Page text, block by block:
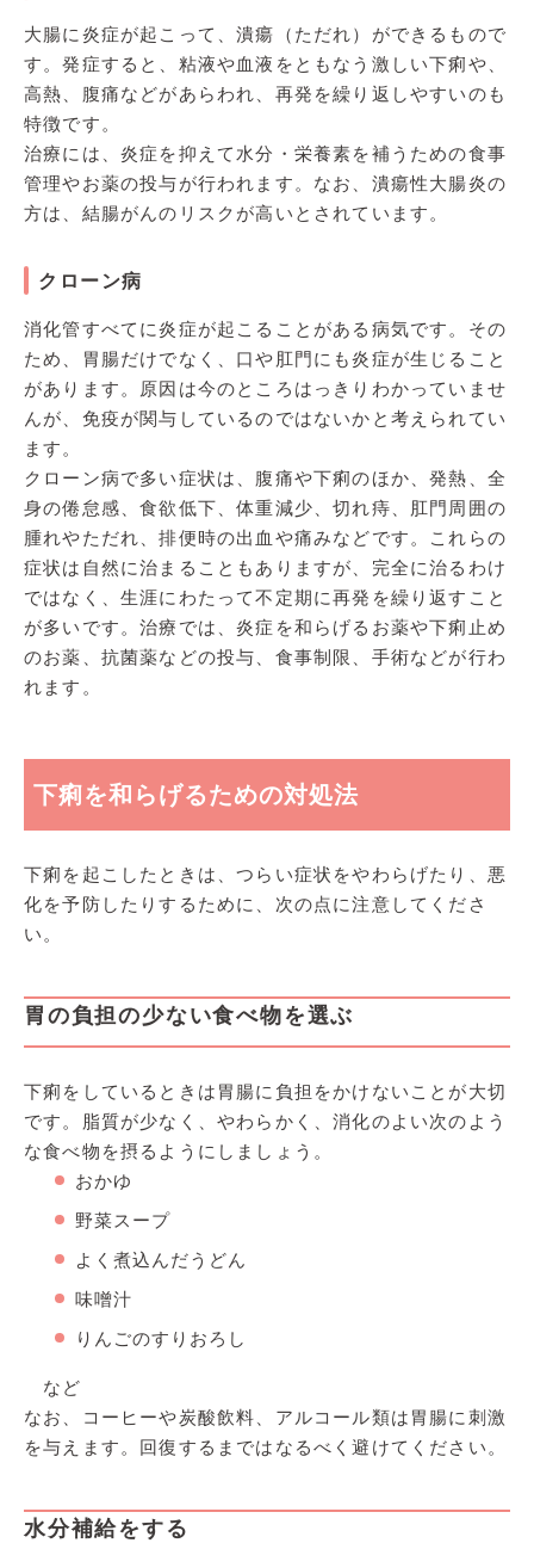
大腸に炎症が起こって、潰瘍（ただれ）ができるもので
す。発症すると、粘液や血液をともなう激しい下痢や、
高熱、腹痛などがあらわれ、再発を繰り返しやすいのも
特徴です。
治療には、炎症を抑えて水分・栄養素を補うための食事
管理やお薬の投与が行われます。なお、潰瘍性大腸炎の
方は、結腸がんのリスクが高いとされています。
クローン病
消化管すべてに炎症が起こることがある病気です。その
ため、胃腸だけでなく、口や肛門にも炎症が生じること
があります。原因は今のところはっきりわかっていませ
んが、免疫が関与しているのではないかと考えられてい
ます。
クローン病で多い症状は、腹痛や下痢のほか、発熱、全
身の倦怠感、食欲低下、体重減少、切れ痔、肛門周囲の
腫れやただれ、排便時の出血や痛みなどです。これらの
症状は自然に治まることもありますが、完全に治るわけ
ではなく、生涯にわたって不定期に再発を繰り返すこと
が多いです。治療では、炎症を和らげるお薬や下痢止め
のお薬、抗菌薬などの投与、食事制限、手術などが行わ
れます。
下痢を和らげるための対処法
下痢を起こしたときは、つらい症状をやわらげたり、悪
化を予防したりするために、次の点に注意してくださ
い。
胃の負担の少ない食べ物を選ぶ
下痢をしているときは胃腸に負担をかけないことが大切
です。脂質が少なく、やわらかく、消化のよい次のよう
な食べ物を摂るようにしましょう。
おかゆ
野菜スープ
よく煮込んだうどん
味噌汁
りんごのすりおろし
など
なお、コーヒーや炭酸飲料、アルコール類は胃腸に刺激
を与えます。回復するまではなるべく避けてください。
水分補給をする